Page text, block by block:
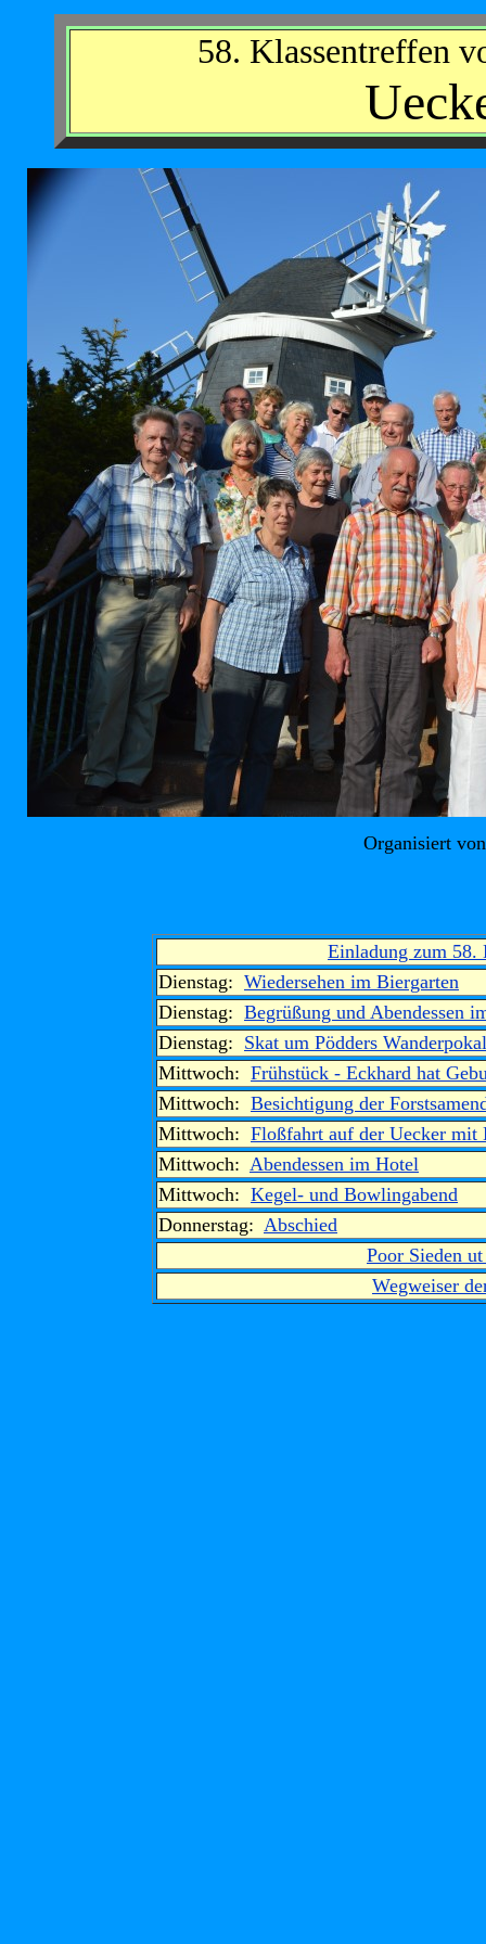
58. Klassentreffen
Organisiert
Einladung zum 58.
Dienstag: Wiedersehen im Biergarten
Dienstag: Begrüßung und Abendessen
Dienstag: Skat um Pödders Wanderpokal
Mittwoch: Frühstück - Eckhard hat
Mittwoch: Besichtigung der
Mittwoch: Floßfahrt auf der Uecker mit
Mittwoch: Abendessen im Hotel
Mittwoch: Kegel- und Bowlingabend
Donnerstag: Abschied
Poor Sieden
Wegweiser